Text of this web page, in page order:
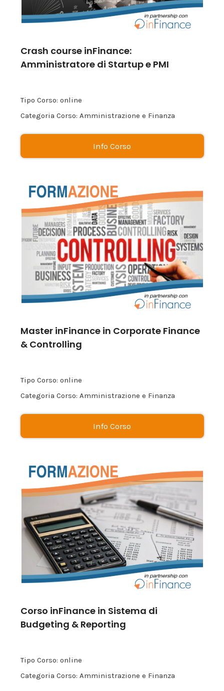
Crash course inFinance:
Amministratore di Startup e PMI
Tipo Corso: online
Categoria Corso: Amministrazione e Finanza
Info Corso
Master inFinance in Corporate Finance
& Controlling
Tipo Corso: online
Categoria Corso: Amministrazione e Finanza
Info Corso
Corso inFinance in Sistema di
Budgeting & Reporting
Tipo Corso: online
Categoria Corso: Amministrazione e Finanza